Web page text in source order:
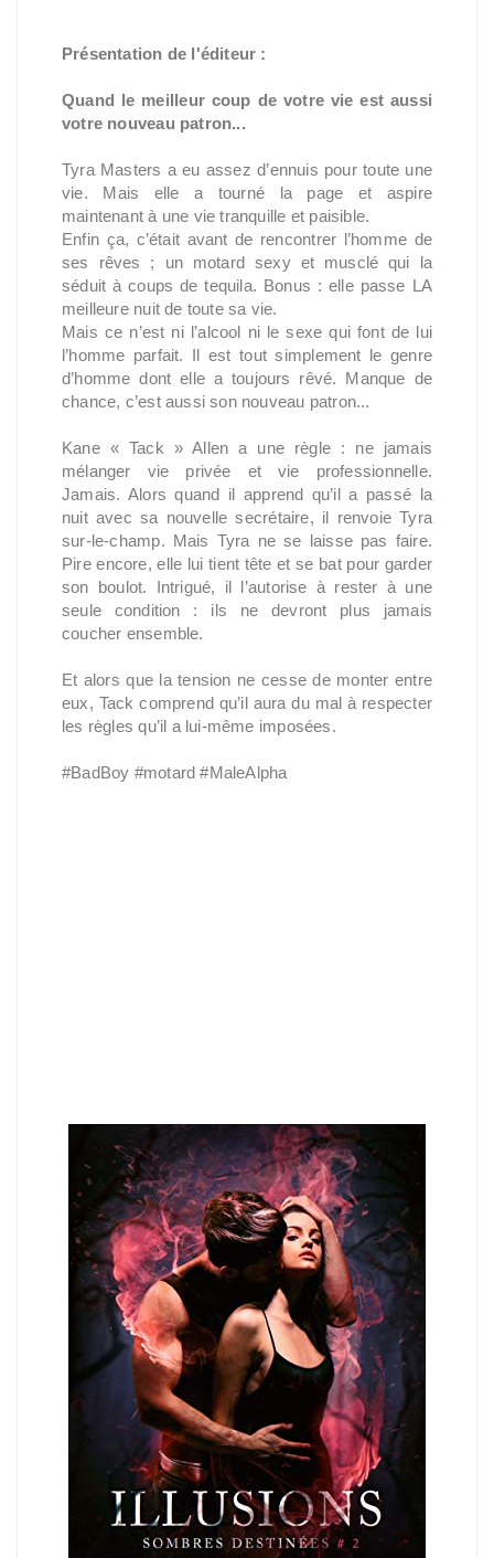
Présentation de l'éditeur :
Quand le meilleur coup de votre vie est aussi
votre nouveau patron...
Tyra Masters a eu assez d’ennuis pour toute une
vie. Mais elle a tourné la page et aspire
maintenant à une vie tranquille et paisible.
Enfin ça, c’était avant de rencontrer l’homme de
ses rêves ; un motard sexy et musclé qui la
séduit à coups de tequila. Bonus : elle passe LA
meilleure nuit de toute sa vie.
Mais ce n’est ni l’alcool ni le sexe qui font de lui
l’homme parfait. Il est tout simplement le genre
d’homme dont elle a toujours rêvé. Manque de
chance, c’est aussi son nouveau patron...
Kane « Tack » Allen a une règle : ne jamais
mélanger vie privée et vie professionnelle.
Jamais. Alors quand il apprend qu’il a passé la
nuit avec sa nouvelle secrétaire, il renvoie Tyra
sur-le-champ. Mais Tyra ne se laisse pas faire.
Pire encore, elle lui tient tête et se bat pour garder
son boulot. Intrigué, il l’autorise à rester à une
seule condition : ils ne devront plus jamais
coucher ensemble.
Et alors que la tension ne cesse de monter entre
eux, Tack comprend qu’il aura du mal à respecter
les règles qu’il a lui-même imposées.
#BadBoy #motard #MaleAlpha